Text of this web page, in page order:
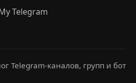
Telegram
Telegram-каналов, групп и бот